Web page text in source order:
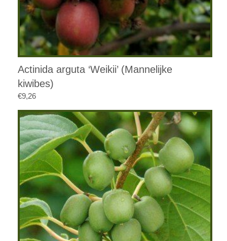
Actinida arguta ‘Weikii’ (Mannelijke
kiwibes)
€9,26